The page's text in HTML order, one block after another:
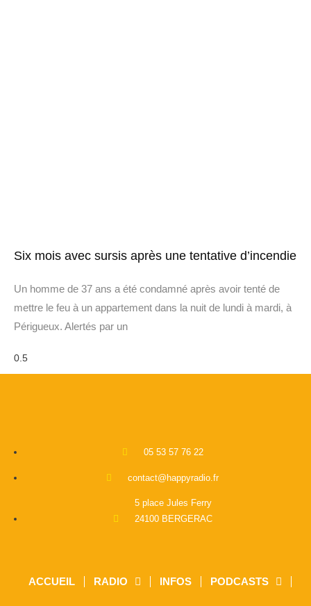
Six mois avec sursis après une tentative d’incendie
Un homme de 37 ans a été condamné après avoir tenté de
mettre le feu à un appartement dans la nuit de lundi à mardi, à
Périgueux. Alertés par un
05 53 57 76 22
contact@happyradio.fr
5 place Jules Ferry
24100 BERGERAC
ACCUEIL RADIO INFOS PODCASTS